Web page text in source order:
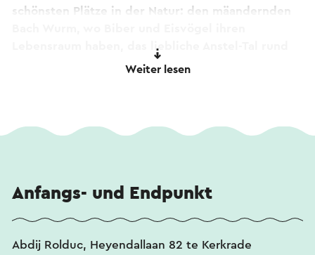
schönsten Plätze in der Natur: den mäandernden
Lebensraum haben, das liebliche Anstel-Tal rund
um Schloss Erenstein und die welligen grünen
Terrassen und Cafés.
Weiter lesen
Anfangs- und Endpunkt
Abdij Rolduc, Heyendallaan 82 te Kerkrade